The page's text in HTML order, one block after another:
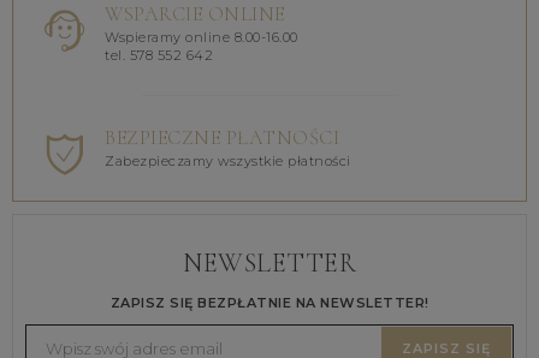
WSPARCIE ONLINE
Wspieramy online 8.00-16.00
tel. 578 552 642
BEZPIECZNE PŁATNOŚCI
Zabezpieczamy wszystkie płatności
NEWSLETTER
ZAPISZ SIĘ BEZPŁATNIE NA NEWSLETTER!
ZAPISZ SIĘ